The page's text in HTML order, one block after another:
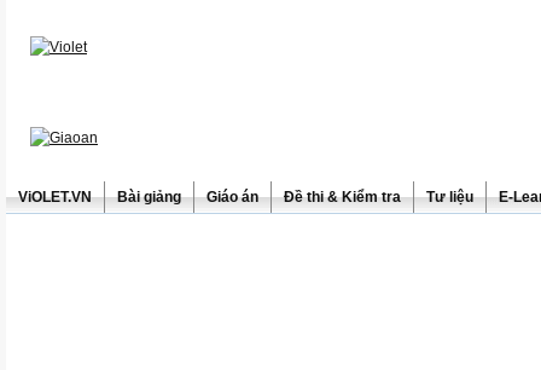
ViOLET.VN Bài giảng Giáo án Đề thi & Kiểm tra Tư liệu E-